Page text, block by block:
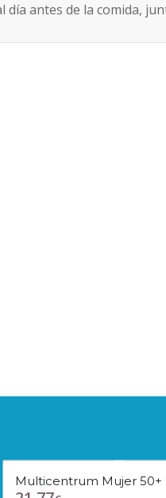
día antes de la comida,
Multicentrum Mujer